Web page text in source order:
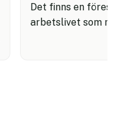
Det finns en
arbetslivet som